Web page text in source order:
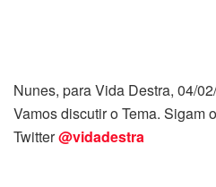
Nunes, para Vida Destra, 04/
Vamos discutir o Tema. Sigam
Twitter@vidadestra